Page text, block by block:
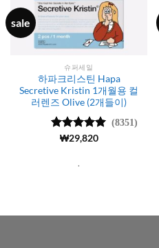
sale
슈퍼세일
하파크리스틴 Hapa
Secretive Kristin 1개월용 컬
러렌즈 Olive (2개들이)
5 중에서
(8351)
₩29,820
.